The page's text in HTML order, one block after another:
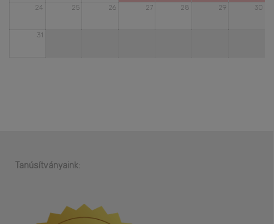
24 25 26 27 28 29 30
31
Tanúsítványaink: